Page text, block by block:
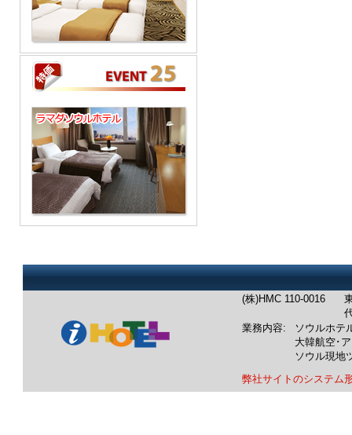
(株)HMC 110-0016
業務内容:
ソウルホテ
大韓航空･
ソウル現地
弊社サイトのシステム